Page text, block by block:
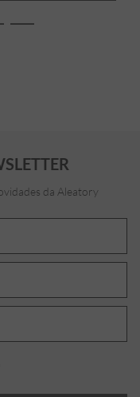
da Aleatory